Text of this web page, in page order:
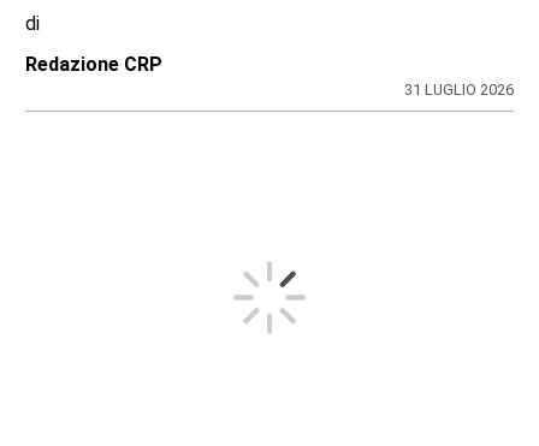
di
Redazione CRP
31 LUGLIO 2026